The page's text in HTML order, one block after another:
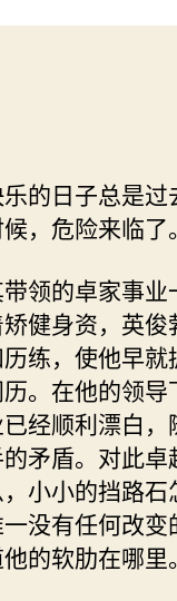
的日子总是过
，危险来临了。
领的卓家事业
健身资，英俊
练，使他早就
。在他的领导
经顺利漂白，
矛盾。对此卓
小小的挡路石
没有任何改变
的软肋在哪里。